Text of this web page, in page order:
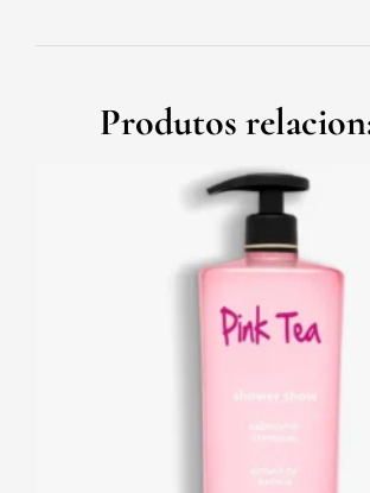
Produtos